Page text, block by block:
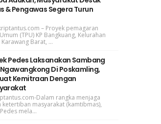
& Pengawas Segera Turun
– Proyek pemagaran
(TPU) KP Bangkuang, Kelurahan
Barat, ...
Pedes Laksanakan Sambang
Di Poskamling,
Kemitraan Dengan
Dalam rangka menjaga
ketertiban masyarakat (kamtibmas),
mela...